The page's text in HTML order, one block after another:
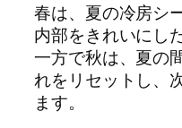
春は、夏の冷房シ
内部をきれいにし
一方で秋は、夏の
れをリセットし、
ます。